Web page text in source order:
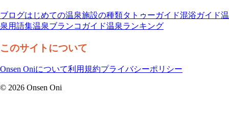
ブログはじめての温泉施設の種類タトゥーガイド混浴ガイド温
泉用語集温泉ブランコガイド温泉ランキング
このサイトについて
Onsen Oniについて利用規約プライバシーポリシー
© 2026 Onsen Oni